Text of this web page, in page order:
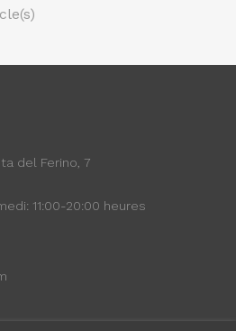
del Ferino, 7
11:00-20:00 heures